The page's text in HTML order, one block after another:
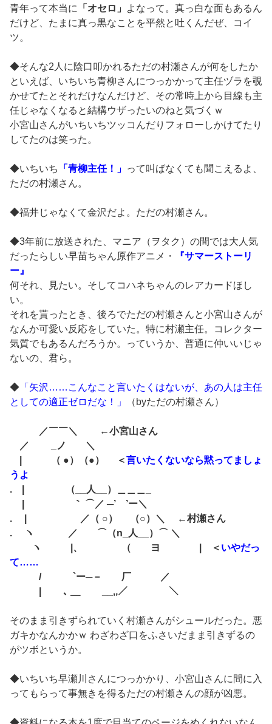
青年って本当に
「オセロ」
よなって。真っ白な面もあるん
だけど、たまに真っ黒なことを平然と吐くんだぜ、コイ
ツ。
◆そんな2人に陰口叩かれるただの村瀬さんが何をしたか
といえば、いちいち青柳さんにつっかかって主任ヅラを覗
かせてたとそれだけなんだけど、その常時上から目線も主
任じゃなくなると結構ウザったいのねと気づくｗ
小宮山さんがいちいちツッコんだりフォローしかけてたり
してたのは笑った。
◆いちいち 「青柳主任！」 って叫ばなくても聞こえるよ、
ただの村瀬さん。
◆福井じゃなくて金沢だよ。ただの村瀬さん。
◆3年前に放送された、マニア（ヲタク）の間では大人気
だったらしい早苗ちゃん原作アニメ・
『サマーストーリ
ー』
何それ、見たい。そしてコハネちゃんのレアカードほし
い。
それを貰ったとき、後ろでただの村瀬さんと小宮山さんが
なんか可愛い反応をしていた。特に村瀬主任。コレクター
気質でもあるんだろうか。っていうか、普通に仲いいじゃ
ないの、君ら。
◆ 「矢沢……こんなこと言いたくはないが、あの人は主任
としての適正ゼロだな！」
（byただの村瀬さん）
／￣￣＼ ←小宮山さん
／ _ノ ＼
| （ ●）（●） ＜言いたくないなら黙ってましょ
うよ
. | （__人__）＿＿＿_
| ｀ ⌒／ ─’ ’ー＼
. | ／（ ○） （○）＼ ←村瀬さん
. ヽ ／ ⌒（n_人__）⌒ ＼
ヽ |、 （ ヨ | ＜ いやだっ
て……
/ `ー─－ 厂 ／
| ､ ＿ __,,／ ＼
そのまま引きずられていく村瀬さんがシュールだった。悪
ガキかなんかかｗ わざわざ口をふさいだまま引きずるの
がツボというか。
◆いちいち早瀬川さんにつっかかり、小宮山さんに間に入
ってもらって事無きを得るただの村瀬さんの顔が凶悪。